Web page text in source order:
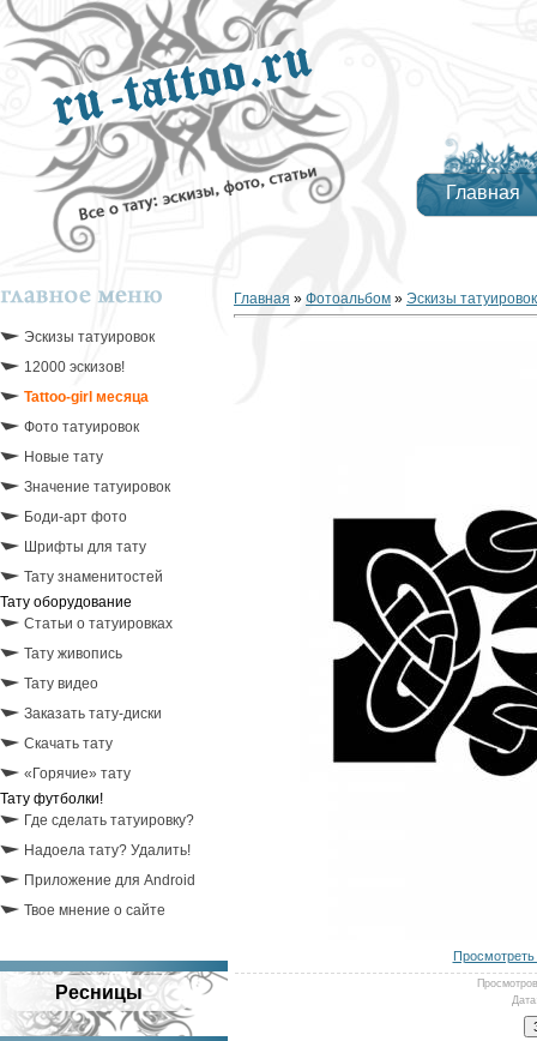
Главная
Эскизы татуировок
12000 эскизов!
Tattoo-girl месяца
Фото татуировок
Новые тату
Значение татуировок
Боди-арт фото
Шрифты для тату
Тату знаменитостей
Тату оборудование
Статьи о татуировках
Тату живопись
Тату видео
Заказать тату-диски
Скачать тату
«Горячие» тату
Тату футболки!
Где сделать татуировку?
Надоела тату? Удалить!
Приложение для Android
Твое мнение о сайте
Ресницы
Главная » Фотоальбом » Эскизы татуировок
Просмотров
Дата